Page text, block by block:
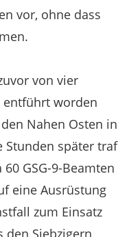
vor, ohne dass
von vier
entführt worden
Nahen Osten in
Stunden später traf
GSG-9-Beamten
eine Ausrüstung
zum Einsatz
den Siebzigern